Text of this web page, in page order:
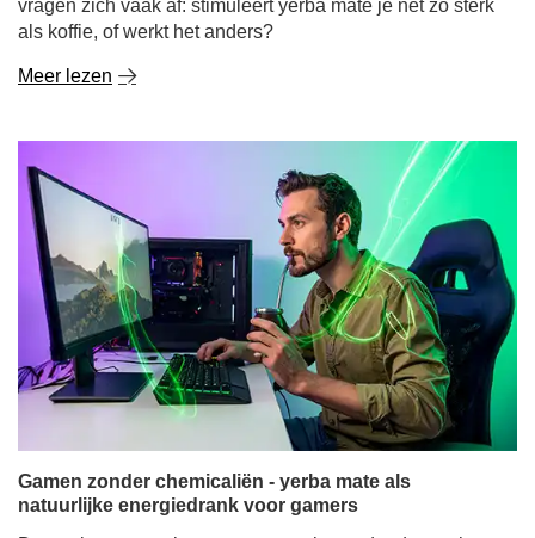
Gamen zonder chemicaliën - yerba mate als
natuurlijke energiedrank voor gamers
Droom je van een lange gamesessie zonder de crash
die volgt op een suikerzoet energiedrankje of het
nerveuze gevoel na de zoveelste kop koffie? Steeds
meer gamers ontdekken dat het geheim van constante
energie, scherpere reflexen en een betere focus ligt in de
gedroogde bladeren van de Ilex paraguariensis boom.